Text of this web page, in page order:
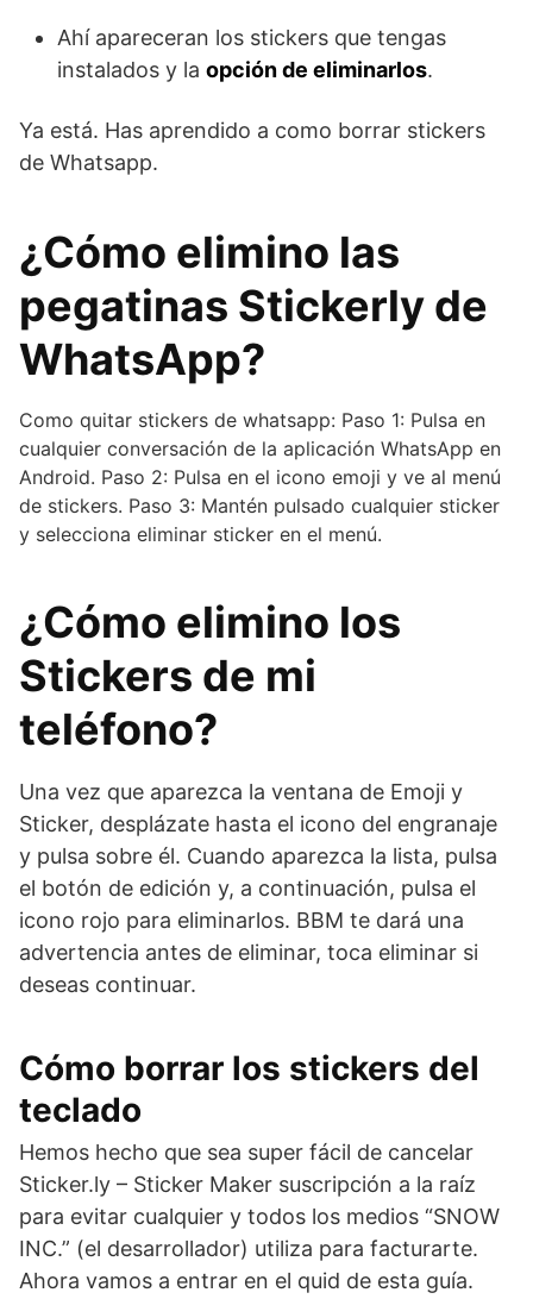
Ahí apareceran los stickers que tengas
instalados y la opción de eliminarlos.
Ya está. Has aprendido a como borrar stickers
de Whatsapp.
¿Cómo elimino las
pegatinas Stickerly de
WhatsApp?
Como quitar stickers de whatsapp: Paso 1: Pulsa en
cualquier conversación de la aplicación WhatsApp en
Android. Paso 2: Pulsa en el icono emoji y ve al menú
de stickers. Paso 3: Mantén pulsado cualquier sticker
y selecciona eliminar sticker en el menú.
¿Cómo elimino los
Stickers de mi
teléfono?
Una vez que aparezca la ventana de Emoji y
Sticker, desplázate hasta el icono del engranaje
y pulsa sobre él. Cuando aparezca la lista, pulsa
el botón de edición y, a continuación, pulsa el
icono rojo para eliminarlos. BBM te dará una
advertencia antes de eliminar, toca eliminar si
deseas continuar.
Cómo borrar los stickers del
teclado
Hemos hecho que sea super fácil de cancelar
Sticker.ly – Sticker Maker suscripción a la raíz
para evitar cualquier y todos los medios “SNOW
INC.” (el desarrollador) utiliza para facturarte.
Ahora vamos a entrar en el quid de esta guía.